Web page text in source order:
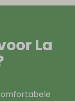
La